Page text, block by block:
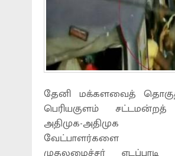
தேனி மக்களவைத்
பெரியகுளம் சட்டமன்றத்
அதிமுக-அதிமுக
வேட்பாளர்களை